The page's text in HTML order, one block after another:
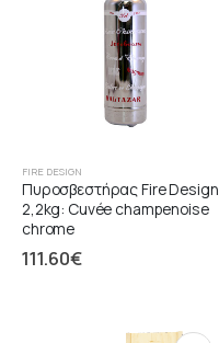
FIRE DESIGN
Πυροσβεστήρας Fire Design
2,2kg: Cuvée champenoise
chrome
111.60€